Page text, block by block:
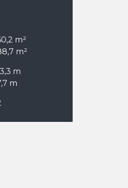
m²
m²
m
m